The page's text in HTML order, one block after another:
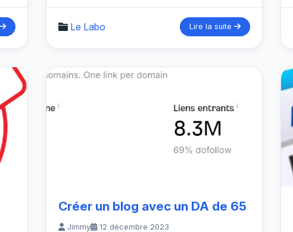
Le Labo Lire la suite
Créer un blog avec un DA de 65
Jimmy
12 décembre 2023